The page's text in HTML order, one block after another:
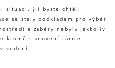
situaci, jíž byste chtěli
se staly podkladem pro výběr
a záběry nebyly jakkoliv
kromě stanovení rámce
vedení.